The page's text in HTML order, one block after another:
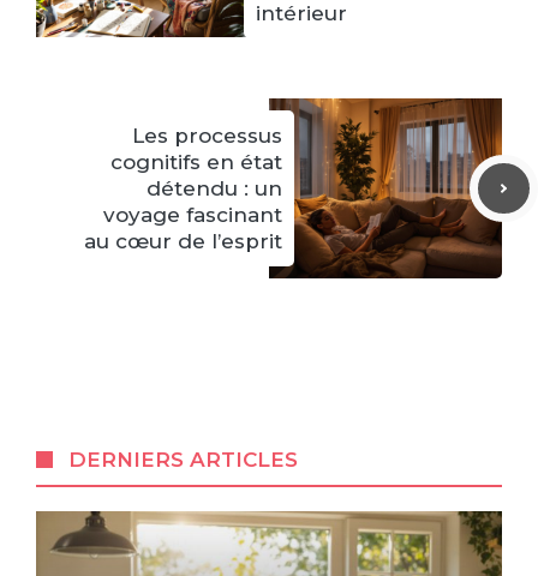
intérieur
Les processus
cognitifs en état
détendu : un
voyage fascinant
au cœur de l’esprit
DERNIERS ARTICLES